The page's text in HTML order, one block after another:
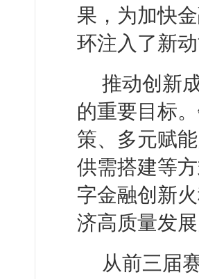
果，为加快
环注入了新
推动创新
的重要目标
策、多元赋
供需搭建等
字金融创新
济高质量发
从前三届